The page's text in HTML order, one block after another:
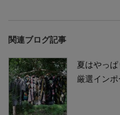
関連ブログ記事
夏はやっぱ
厳選イン